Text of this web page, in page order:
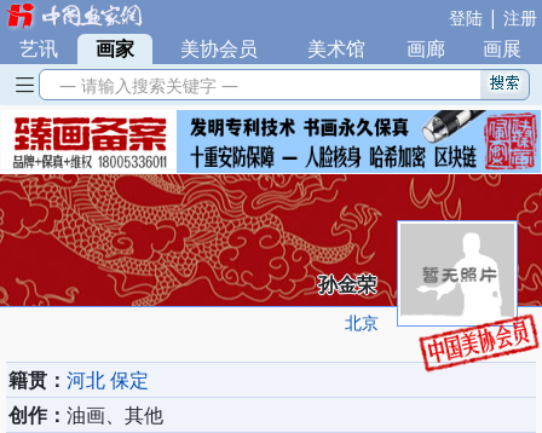
登陆 | 注册
艺讯 | 画家 美协会员 美术馆 画廊 画展
— 请输入搜索关键字 —
孙金荣
北京
籍贯： 河北 保定
创作： 油画、其他